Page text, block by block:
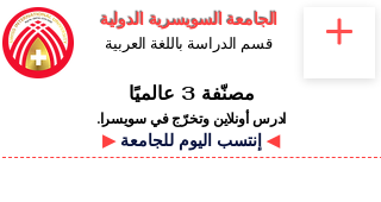
الجامعة السويسرية الدولية
قسم الدراسة باللغة العربية
مصنّفة 3 عالميًا
ادرس أونلاين وتخرّج في سويسرا.
▶ ◀